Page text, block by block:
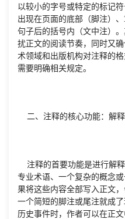
以较小的字号或特定的标记
出现在页面的底部（脚注）
句子后的括号内（文中注）
扰正文的阅读节奏，同时又
术领域和出版机构对注释的
需要明确相关规定。
二、注释的核心功能：解
注释的首要功能是进行解
专业术语、一个复杂的概念
果将这些内容全部写入正文
一个简短的脚注或尾注就成
历史事件时，作者可以在正